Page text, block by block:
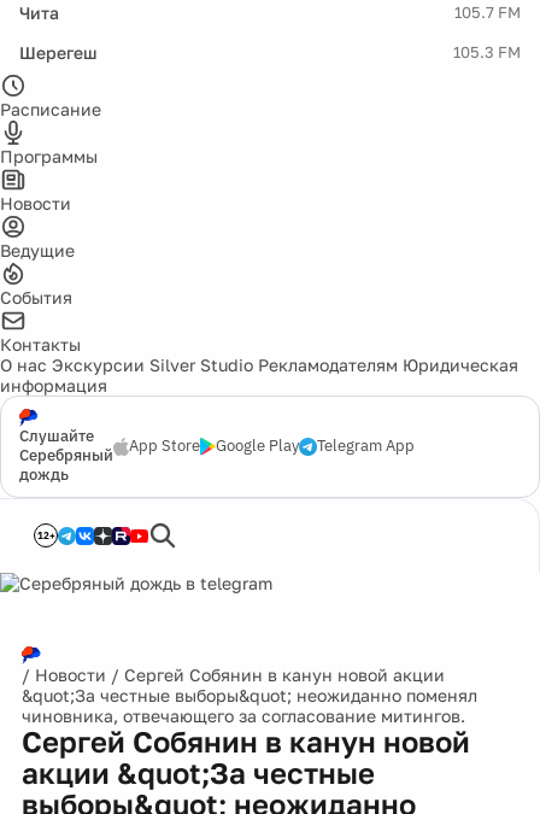
Чита 105.7 FM
Шерегеш 105.3 FM
Расписание
Программы
Новости
Ведущие
События
Контакты
О нас Экскурсии Silver Studio Рекламодателям Юридическая
информация
Слушайте
Серебряный
дождь
App Store Google Play Telegram App
12+
/ Новости / Сергей Собянин в канун новой акции
&quot;За честные выборы&quot; неожиданно поменял
чиновника, отвечающего за согласование митингов.
Сергей Собянин в канун новой
акции &quot;За честные
выборы&quot; неожиданно